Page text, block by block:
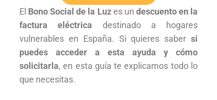
El Bono Social de la Luzes un descuento en la
factura eléctrica destinado a hogares
vulnerables en España. Si quieres saber si
puedes acceder a esta ayuda y cómo
solicitarla, en esta guía te explicamos todo lo
que necesitas.